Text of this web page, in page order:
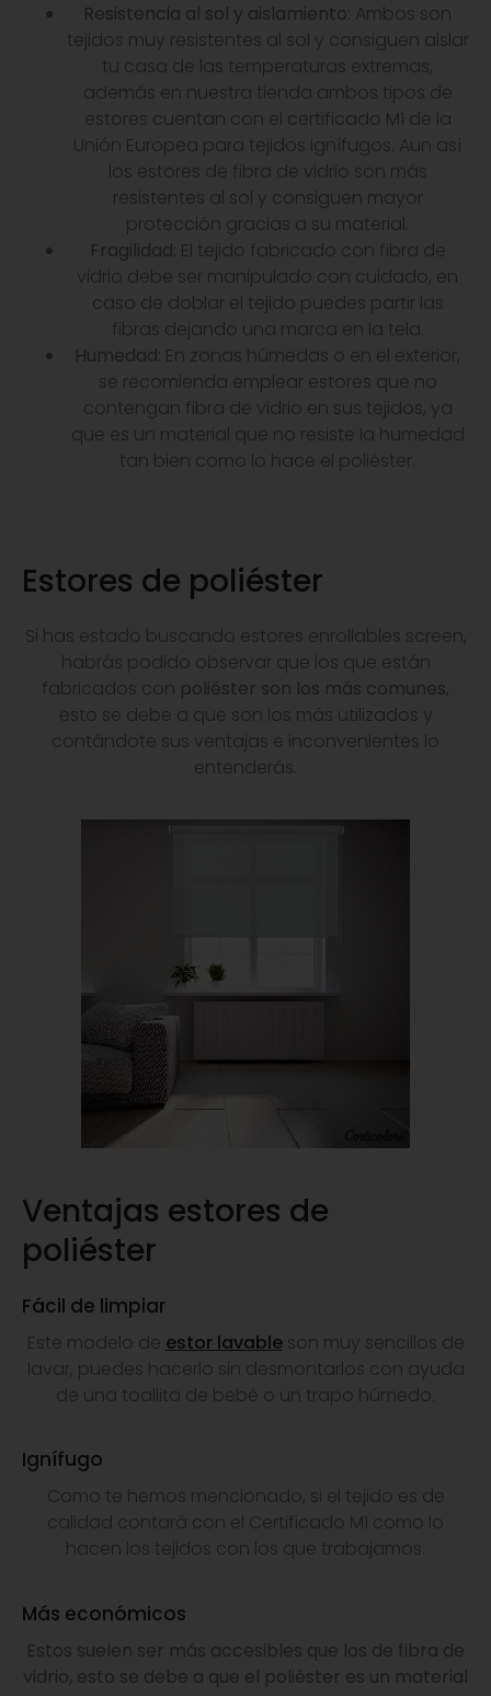
Resistencia al sol y aislamiento: Ambos son
tejidos muy resistentes al sol y consiguen aislar
tu casa de las temperaturas extremas,
además en nuestra tienda ambos tipos de
estores cuentan con el certificado M1 de la
Unión Europea para tejidos ignífugos. Aun así
los estores de fibra de vidrio son más
resistentes al sol y consiguen mayor
protección gracias a su material.
Fragilidad: El tejido fabricado con fibra de
vidrio debe ser manipulado con cuidado, en
caso de doblar el tejido puedes partir las
fibras dejando una marca en la tela.
Humedad: En zonas húmedas o en el exterior,
se recomienda emplear estores que no
contengan fibra de vidrio en sus tejidos, ya
que es un material que no resiste la humedad
tan bien como lo hace el poliéster.
Estores de poliéster
Si has estado buscando estores enrollables screen,
habrás podido observar que los que están
fabricados con poliéster son los más comunes,
esto se debe a que son los más utilizados y
contándote sus ventajas e inconvenientes lo
entenderás.
Ventajas estores de
poliéster
Fácil de limpiar
Este modelo de estor lavableson muy sencillos de
lavar, puedes hacerlo sin desmontarlos con ayuda
de una toallita de bebé o un trapo húmedo.
Ignífugo
Como te hemos mencionado, si el tejido es de
calidad contará con el Certificado M1 como lo
hacen los tejidos con los que trabajamos.
Más económicos
Estos suelen ser más accesibles que los de fibra de
vidrio, esto se debe a que el poliéster es un material